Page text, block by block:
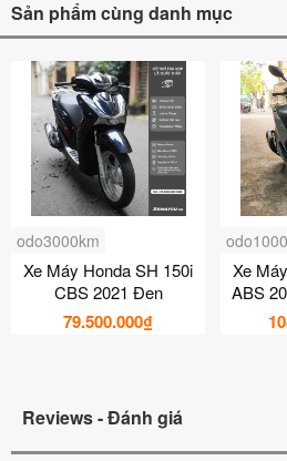
Sản phẩm cùng danh mục
odo3000km
Xe Máy Honda SH 150i
CBS 2021 Đen
79.500.000₫
Xe
ABS
Reviews - Đánh giá